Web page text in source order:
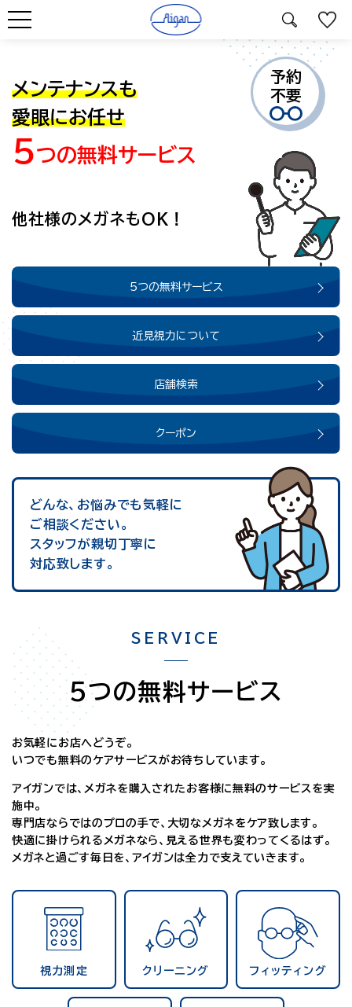
ホーム メンテナンスも愛眼にお任せ、5つの無料サービス。
メンテナンスも
愛眼にお任せ
5つの無料サービス
他社様のメガネもOK！
予約
不要
5つの無料サービス
近見視力について
店舗検索
クーポン
どんな、お悩みでも気軽に
ご相談ください。
スタッフが親切丁寧に
対応致します。
SERVICE
5つの無料サービス
お気軽にお店へどうぞ。
いつでも無料のケアサービスがお待ちしています。
アイガンでは、メガネを購入されたお客様に無料のサービスを実
施中。
専門店ならではのプロの手で、大切なメガネをケア致します。
快適に掛けられるメガネなら、見える世界も変わってくるはず。
メガネと過ごす毎日を、アイガンは全力で支えていきます。
視力測定 クリーニング フィッティング